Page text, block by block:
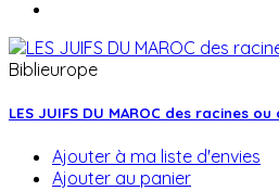
Biblieurope
LES JUIFS DU MAROC des racines
Ajouter à ma liste d'envies
Ajouter au panier